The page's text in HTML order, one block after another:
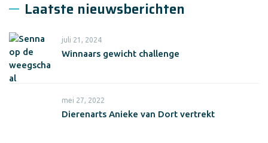
Laatste nieuwsberichten
juli 21, 2024
Winnaars gewicht challenge
mei 27, 2022
Dierenarts Anieke van Dort vertrekt